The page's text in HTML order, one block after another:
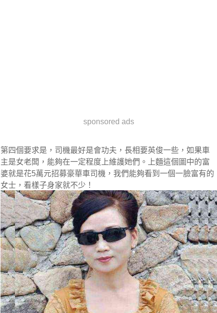
sponsored ads
第四個要求是，司機最好是會功夫，長相要英俊一些，如果車
主是女老闆，能夠在一定程度上維護她們。上麵這個圖中的富
婆就是花5萬元招募豪華車司機，我們能夠看到一個一臉富有的
女士，看樣子身家就不少！